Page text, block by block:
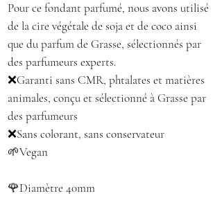
Pour ce fondant parfumé, nous avons utilisé
de la cire végétale de soja et de coco ainsi
que du parfum de Grasse, sélectionnés par
des parfumeurs experts.
❌Garanti sans CMR, phtalates et matières
animales, conçu et sélectionné à Grasse par
des parfumeurs
❌Sans colorant, sans conservateur
🌱Vegan
🌹Diamètre 40mm